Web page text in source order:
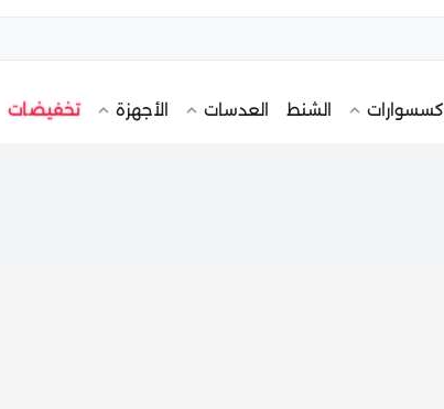
اكسسوارات الشنط العدسات الأجهزة تخفيضات